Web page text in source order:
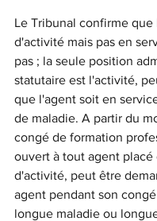
Le Tribunal confirme que
d'activité mais pas en
pas ; la seule position
statutaire est l'activité,
que l'agent soit en
de maladie. A partir du
congé de formation
ouvert à tout agent placé
d'activité, peut être
agent pendant son
longue maladie ou